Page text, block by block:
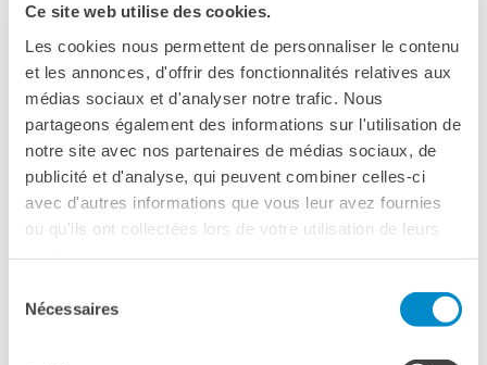
Ce site web utilise des cookies.
Les cookies nous permettent de personnaliser le contenu
et les annonces, d'offrir des fonctionnalités relatives aux
médias sociaux et d'analyser notre trafic. Nous
partageons également des informations sur l'utilisation de
notre site avec nos partenaires de médias sociaux, de
publicité et d'analyse, qui peuvent combiner celles-ci
avec d'autres informations que vous leur avez fournies
ou qu'ils ont collectées lors de votre utilisation de leurs
Nécessaires
Pleaseaccept marketing-cookies to watch this video.
VERSIONE FRANCESE
CON SOTTOTITOLI IN ITALIANO